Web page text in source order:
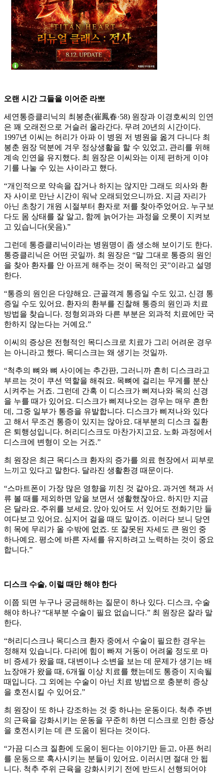
오랜 시간 그들을 이어준 라뽀
세연통증클리닉의 최봉춘(崔鳳春·58) 원장과 이경호씨의 인연
은 꽤 오래전으로 거슬러 올라간다. 무려 20년의 시간이다.
1997년 이씨는 허리가 아파 이 병원 저 병원을 옮겨 다니다 최
봉춘 원장 덕분에 겨우 정상생활을 할 수 있었고, 관리를 위해
계속 인연을 유지했다. 최 원장은 이씨와는 이제 편하게 이야
기를 나눌 수 있는 사이라고 했다.
“개인적으로 약속을 잡거나 하지는 않지만 그래도 의사와 환
자 사이로 만난 시간이 워낙 오래되었으니까요. 지금 자리가
아닌 초창기 개원 시절부터 환자로 저를 찾아주었어요. 누구보
다도 몸 상태를 잘 알고, 함께 늙어가는 과정을 오롯이 지켜보
고 있습니다(웃음).”
그런데 통증클리닉이라는 병원명이 좀 생소해 보이기도 한다.
통증클리닉은 어떤 곳일까. 최 원장은 “말 그대로 통증의 원인
을 찾아 환자를 안 아프게 해주는 것이 목적인 곳”이라고 설명
한다.
“통증의 원인은 다양해요. 근골격계 통증일 수도 있고, 신경 통
증일 수도 있어요. 환자의 환부를 진찰해 통증의 원인과 치료
방법을 찾습니다. 정형외과와 다른 부분은 외과적 치료에만 국
한하지 않는다는 거예요.”
이씨의 증상은 전형적인 목디스크로 치료가 그리 어려운 경우
는 아니라고 했다. 목디스크는 왜 생기는 것일까.
“척추의 뼈와 뼈 사이에는 추간판, 그러니까 흔히 디스크라고
부르는 것이 쿠션 역할을 해줘요. 목뼈에 걸리는 무게를 분산
시켜주는 거죠. 그런데 간혹 이 디스크가 삐져나와 목의 신경
을 누를 때가 있어요. 디스크가 삐져나오는 경우는 매우 흔한
데, 그중 일부가 통증을 유발합니다. 디스크가 삐져나와 있다
고 해서 무조건 통증이 있지는 않아요. 대부분의 디스크 질환
은 퇴행성입니다. 허리디스크도 마찬가지고요. 노화 과정에서
디스크에 변형이 오는 거죠.”
최 원장은 최근 목디스크 환자의 증가를 의료 현장에서 피부로
느끼고 있다고 말한다. 달라진 생활환경 때문이다.
“스마트폰이 가장 많은 영향을 끼친 것 같아요. 과거엔 책과 서
류 볼 때를 제외하면 앞을 보면서 생활했잖아요. 하지만 지금
은 달라요. 주위를 보세요. 앉아 있어도 서 있어도 전화기만 들
여다보고 있어요. 심지어 걸을 때도 말이죠. 이러다 보니 당연
히 목에 무리가 올 수밖에 없죠. 또 잘못된 자세도 큰 원인 중
하나예요. 평소에 바른 자세를 유지하려고 노력하는 것이 중요
합니다.”
디스크 수술, 이럴 때만 해야 한다
이쯤 되면 누구나 궁금해하는 질문이 하나 있다. 디스크, 수술
해야 하나? “대부분 수술이 필요 없습니다.” 최 원장은 잘라 말
한다.
“허리디스크나 목디스크 환자 중에서 수술이 필요한 경우는
정해져 있습니다. 다리에 힘이 빠져 거동이 어려울 정도로 마
비 증세가 왔을 때, 대변이나 소변을 보는 데 문제가 생기는 배
뇨장애가 왔을 때, 6개월 이상 치료를 했는데도 통증이 지속될
때입니다. 그 외에는 수술이 아닌 치료 방법으로 충분히 증상
을 호전시킬 수 있어요.”
최 원장이 또 하나 강조하는 것 중 하나는 운동이다. 척추 주변
의 근육을 강화시키는 운동을 꾸준히 하면 디스크로 인한 증상
을 호전시키는 데 큰 도움이 된다는 것이다.
“가끔 디스크 질환에 도움이 된다는 이야기만 듣고, 아픈 허리
를 운동으로 혹사시키는 분들이 있어요. 이러시면 절대 안 됩
니다. 척추 주위 근육을 강화시키기 전에 반드시 선행되어야